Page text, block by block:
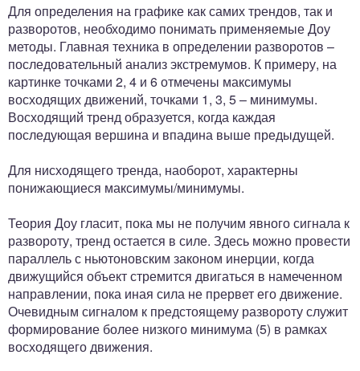
Для определения на графике как самих трендов, так и
разворотов, необходимо понимать применяемые Доу
методы. Главная техника в определении разворотов –
последовательный анализ экстремумов. К примеру, на
картинке точками 2, 4 и 6 отмечены максимумы
восходящих движений, точками 1, 3, 5 – минимумы.
Восходящий тренд образуется, когда каждая
последующая вершина и впадина выше предыдущей.
Для нисходящего тренда, наоборот, характерны
понижающиеся максимумы/минимумы.
Теория Доу гласит, пока мы не получим явного сигнала к
развороту, тренд остается в силе. Здесь можно провести
параллель с ньютоновским законом инерции, когда
движущийся объект стремится двигаться в намеченном
направлении, пока иная сила не прервет его движение.
Очевидным сигналом к предстоящему развороту служит
формирование более низкого минимума (5) в рамках
восходящего движения.